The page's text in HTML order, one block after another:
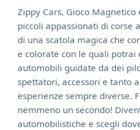
Zippy Cars, Gioco
piccoli appassionati di corse
di una scatola magica che
e colorate con le quali
automobili guidate da dei
spettatori, accessori e tanto
esperienze sempre diverse.
nemmeno un secondo!
automobilistiche e scegli